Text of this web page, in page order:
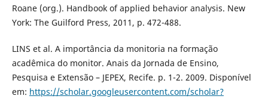
Roane (org.). Handbook of applied behavior analysis. New
York: The Guilford Press, 2011, p. 472-488.
LINS et al. A importância da monitoria na formação
acadêmica do monitor. Anais da Jornada de Ensino,
Pesquisa e Extensão – JEPEX, Recife. p. 1-2. 2009. Disponível
em: https://scholar.googleusercontent.com/scholar?